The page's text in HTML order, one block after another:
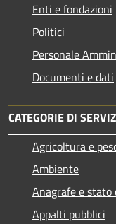
Enti e fondazioni
Politici
Personale
Documenti e dati
CATEGORIE DI
Agricoltura e
Ambiente
Anagrafe e stato
Appalti pubblici